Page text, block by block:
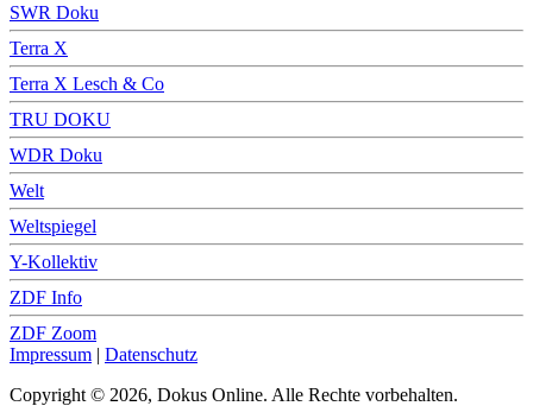
SWR Doku
Terra X
Terra X Lesch & Co
TRU DOKU
WDR Doku
Welt
Weltspiegel
Y-Kollektiv
ZDF Info
ZDF Zoom
Impressum | Datenschutz
Copyright © 2026, Dokus Online. Alle Rechte vorbehalten.